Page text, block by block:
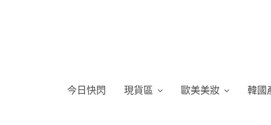
今日快閃 現貨區 歐美美妝 韓國